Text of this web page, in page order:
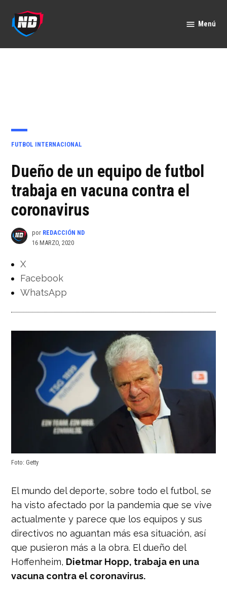
contenido
Menú
PUBLICADO
FUTBOL INTERNACIONAL
Dueño de un equipo de futbol
trabaja en vacuna contra el
coronavirus
por REDACCIÓN ND
16 MARZO, 2020
X
Facebook
WhatsApp
Foto: Getty
El mundo del deporte, sobre todo el futbol, se
ha visto afectado por la pandemia que se vive
actualmente y parece que los equipos y sus
directivos no aguantan más esa situación, así
que pusieron más a la obra. El dueño del
Hoffenheim, Dietmar Hopp, trabaja en una
vacuna contra el coronavirus.